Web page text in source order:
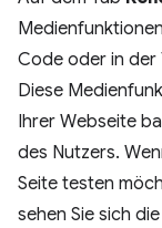
Code oder in der
Diese
Ihrer Webseite
des Nutzers.
Seite testen
sehen Sie sich